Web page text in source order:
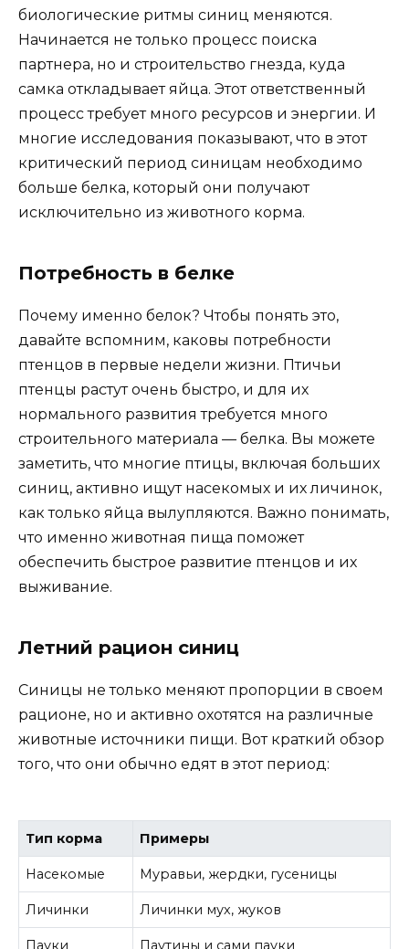
биологические ритмы синиц меняются.
Начинается не только процесс поиска
партнера, но и строительство гнезда, куда
самка откладывает яйца. Этот ответственный
процесс требует много ресурсов и энергии. И
многие исследования показывают, что в этот
критический период синицам необходимо
больше белка, который они получают
исключительно из животного корма.
Потребность в белке
Почему именно белок? Чтобы понять это,
давайте вспомним, каковы потребности
птенцов в первые недели жизни. Птичьи
птенцы растут очень быстро, и для их
нормального развития требуется много
строительного материала — белка. Вы можете
заметить, что многие птицы, включая больших
синиц, активно ищут насекомых и их личинок,
как только яйца вылупляются. Важно понимать,
что именно животная пища поможет
обеспечить быстрое развитие птенцов и их
выживание.
Летний рацион синиц
Синицы не только меняют пропорции в своем
рационе, но и активно охотятся на различные
животные источники пищи. Вот краткий обзор
того, что они обычно едят в этот период:
Тип корма Примеры
Насекомые Муравьи, жердки, гусеницы
Личинки Личинки мух, жуков
Пауки Паутины и сами пауки